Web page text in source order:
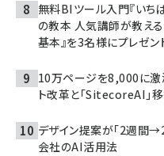
無料BIツール入門『いち
の教本 人気講師が教え
基本』を3名様にプレゼン
10万ページを8,000に激
ト改革と「SitecoreAI」
デザイン提案が「2週間
会社のAI活用法